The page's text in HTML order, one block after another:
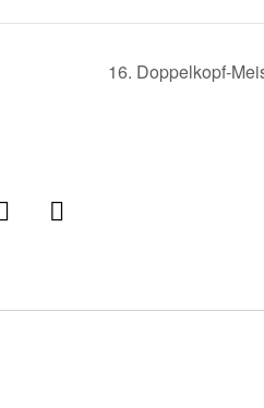
16. Doppelkopf-